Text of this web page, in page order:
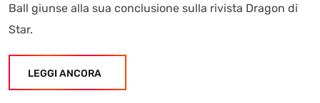
Ball giunse alla sua conclusione sulla rivista Dragon di
Star.
LEGGI ANCORA